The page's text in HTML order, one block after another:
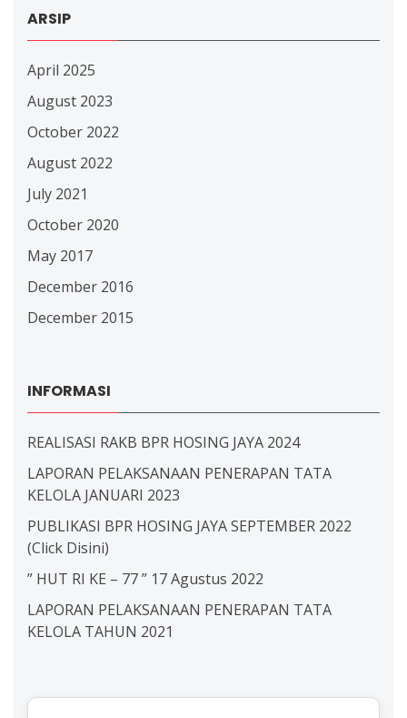
ARSIP
April 2025
August 2023
October 2022
August 2022
July 2021
October 2020
May 2017
December 2016
December 2015
INFORMASI
REALISASI RAKB BPR HOSING JAYA 2024
LAPORAN PELAKSANAAN PENERAPAN TATA
KELOLA JANUARI 2023
PUBLIKASI BPR HOSING JAYA SEPTEMBER 2022
(Click Disini)
” HUT RI KE – 77 ” 17 Agustus 2022
LAPORAN PELAKSANAAN PENERAPAN TATA
KELOLA TAHUN 2021